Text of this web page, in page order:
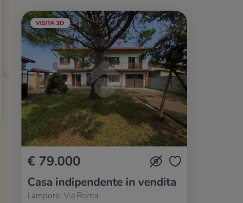
VISITA 3D
€ 79.000
Casa indipendente in vendita
Lamporo, Via Roma